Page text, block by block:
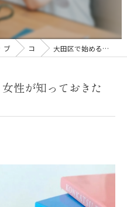
ブログ コラム 大田区で始める婚活！女性が知っておきたい成功の秘訣
性が知っておきた